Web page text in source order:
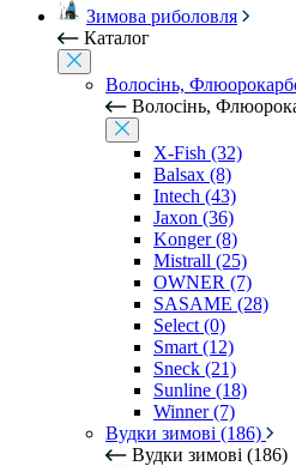
Зимова риболовля
Каталог
Волосінь,
Волосінь,
X-Fish (32)
Balsax (8)
Intech (43)
Jaxon (36)
Konger (8)
Mistrall (25)
OWNER (7)
SASAME (28)
Select (0)
Smart (12)
Sneck (21)
Sunline (18)
Winner (7)
Вудки зимові (186)
Вудки зимові (186)